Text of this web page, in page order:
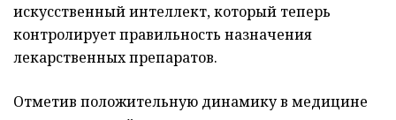
искусственный интеллект, который теперь
контролирует правильность назначения
лекарственных препаратов.
Отметив положительную динамику в медицине